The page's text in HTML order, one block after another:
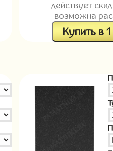
действует
возможна
Купить в 1